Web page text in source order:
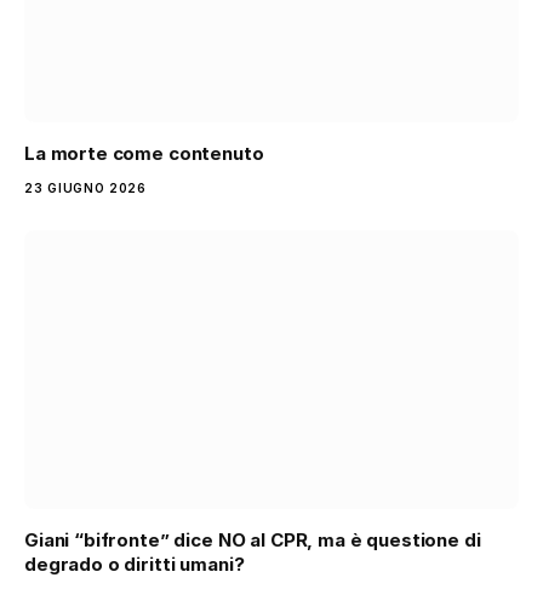
La morte come contenuto
23 GIUGNO 2026
Giani “bifronte” dice NO al CPR, ma è questione di
degrado o diritti umani?